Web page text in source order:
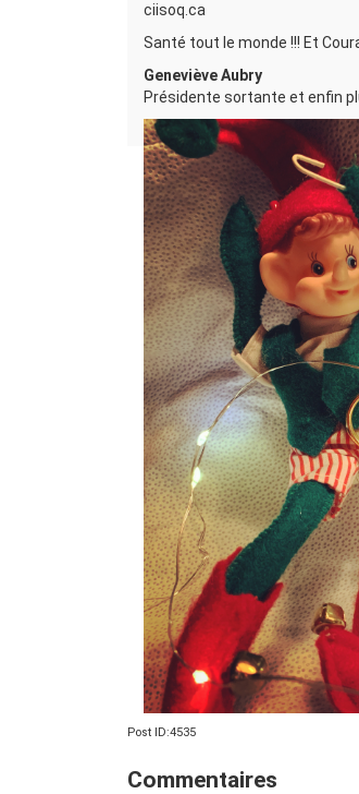
ciisoq.ca
Santé tout le monde !!! Et
Geneviève Aubry
Présidente sortante et enfin
Post ID:4535
Commentaires